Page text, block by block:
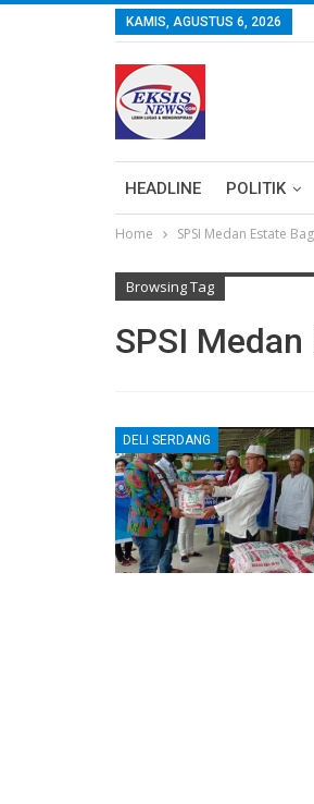
KAMIS, AGUSTUS 6, 2026
HEADLINE POLITIK
Home SPSI Medan Estate
Browsing Tag
SPSI
DELI SERDANG